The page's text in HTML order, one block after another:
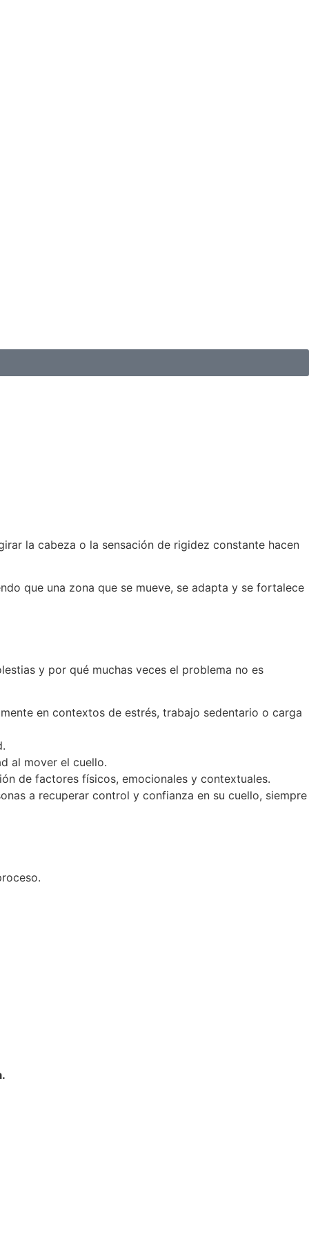
la cabeza o la sensación de rigidez constante hacen
que una zona que se mueve, se adapta y se fortalece
y por qué muchas veces el problema no es
en contextos de estrés, trabajo sedentario o carga
al mover el cuello.
de factores físicos, emocionales y contextuales.
a recuperar control y confianza en su cuello, siempre